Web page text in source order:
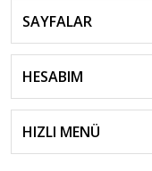
SAYFALAR
HESABIM
HIZLI MENÜ